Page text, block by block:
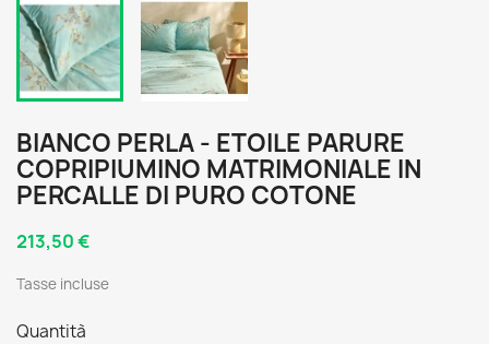
BIANCO PERLA - ETOILE PARURE
COPRIPIUMINO MATRIMONIALE IN
PERCALLE DI PURO COTONE
213,50 €
Tasse incluse
Quantità